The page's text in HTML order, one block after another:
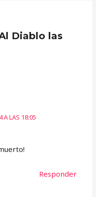
Diablo las
A LAS 18:05
Responder